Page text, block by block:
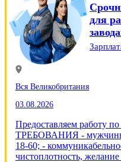
для
Вся Великобритания
03.08.2026
Предоставляем работу
ТРЕБОВАНИЯ -
18-60; -
чистоплотность,